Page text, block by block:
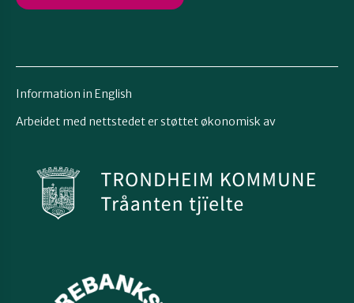
Information in English
Arbeidet med nettstedet er støttet økonomisk av